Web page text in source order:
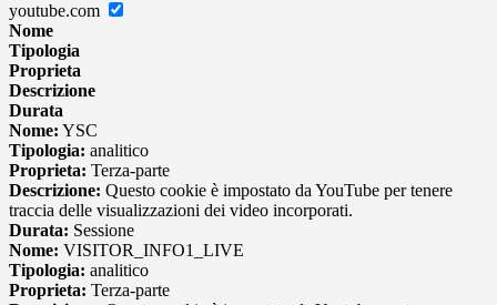
youtube.com
Nome
Tipologia
Proprieta
Descrizione
Durata
Nome: YSC
Tipologia: analitico
Proprieta: Terza-parte
Descrizione: Questo cookie è impostato da YouTube per tenere
traccia delle visualizzazioni dei video incorporati.
Durata: Sessione
Nome: VISITOR_INFO1_LIVE
Tipologia: analitico
Proprieta: Terza-parte